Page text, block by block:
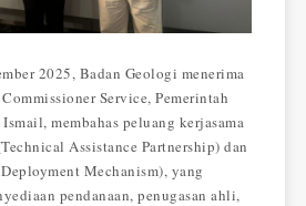
2025, Badan Geologi menerima
Service, Pemerintah
membahas peluang kerjasama
Assistance Partnership) dan
Mechanism), yang
pendanaan, penugasan ahli,